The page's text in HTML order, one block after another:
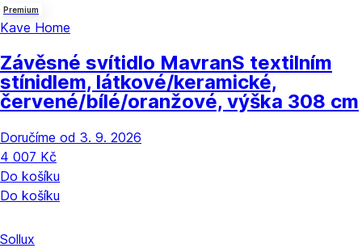
Premium
Kave Home
Závěsné svítidlo MavranS textilním
stínidlem, látkové/keramické,
červené/bílé/oranžové, výška 308 cm
Doručíme od 3. 9. 2026
4 007 Kč
Do košíku
Do košíku
Sollux